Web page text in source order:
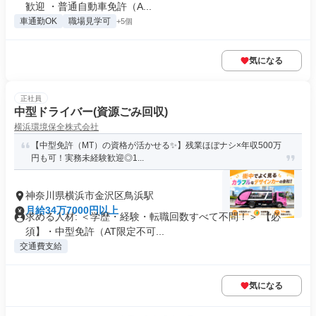
歓迎 ・普通自動車免許（A...
車通勤OK 職場見学可 +5個
気になる
正社員
中型ドライバー(資源ごみ回収)
横浜環境保全株式会社
【中型免許（MT）の資格が活かせる✨】残業ほぼナシ×年収500万
円も可！実務未経験歓迎◎1...
神奈川県横浜市金沢区鳥浜駅
月給34万7000円以上
求める人材: ＜学歴・経験・転職回数すべて不問！＞ 【必
須】・中型免許（AT限定不可...
交通費支給
気になる